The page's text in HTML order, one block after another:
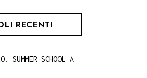
RECENTI
SUMMER SCHOOL A